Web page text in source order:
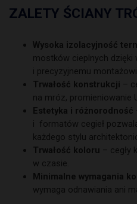
ZALETY ŚCIANY
Wysoka izolacyjność
mostków cieplnych dzięki
i precyzyjnemu
Trwałość konstrukcji –
na mróz, promieniowanie
Estetyka i różnorodność
i formatów cegieł
każdego stylu
Trwałość koloru – cegły
w czasie.
Minimalne wymagania
wymaga odnawiania ani